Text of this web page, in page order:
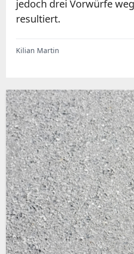
jedoch drei Vorwürfe
resultiert.
Kilian Martin